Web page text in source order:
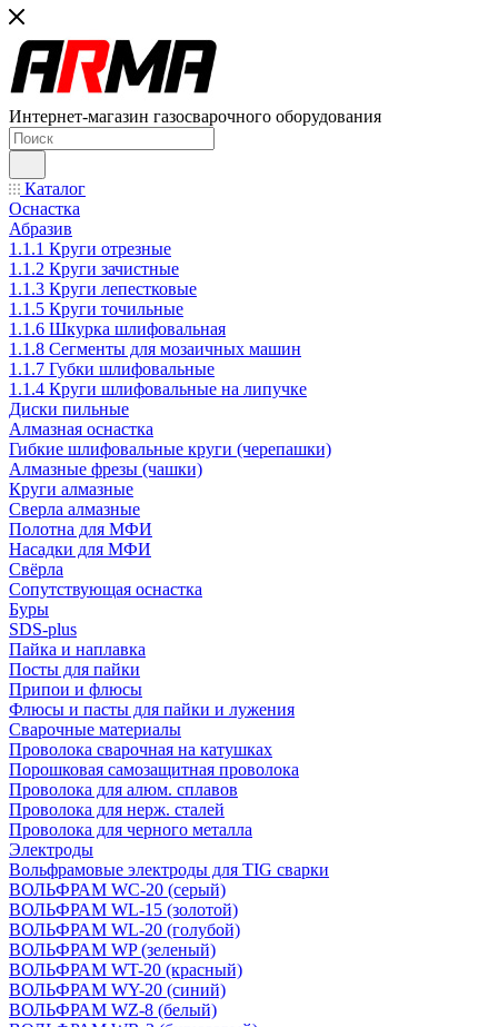
Интернет-магазин газосварочного оборудования
Каталог
Оснастка
Абразив
1.1.1 Круги отрезные
1.1.2 Круги зачистные
1.1.3 Круги лепестковые
1.1.5 Круги точильные
1.1.6 Шкурка шлифовальная
1.1.8 Сегменты для мозаичных машин
1.1.7 Губки шлифовальные
1.1.4 Круги шлифовальные на липучке
Диски пильные
Алмазная оснастка
Гибкие шлифовальные круги (черепашки)
Алмазные фрезы (чашки)
Круги алмазные
Сверла алмазные
Полотна для МФИ
Насадки для МФИ
Свёрла
Сопутствующая оснастка
Буры
SDS-plus
Пайка и наплавка
Посты для пайки
Припои и флюсы
Флюсы и пасты для пайки и лужения
Сварочные материалы
Проволока сварочная на катушках
Порошковая самозащитная проволока
Проволока для алюм. сплавов
Проволока для нерж. сталей
Проволока для черного металла
Электроды
Вольфрамовые электроды для TIG сварки
ВОЛЬФРАМ WC-20 (серый)
ВОЛЬФРАМ WL-15 (золотой)
ВОЛЬФРАМ WL-20 (голубой)
ВОЛЬФРАМ WP (зеленый)
ВОЛЬФРАМ WT-20 (красный)
ВОЛЬФРАМ WY-20 (синий)
ВОЛЬФРАМ WZ-8 (белый)